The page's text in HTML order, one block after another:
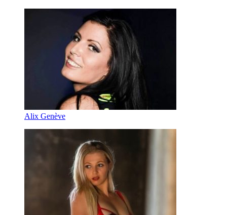
Alix Genève